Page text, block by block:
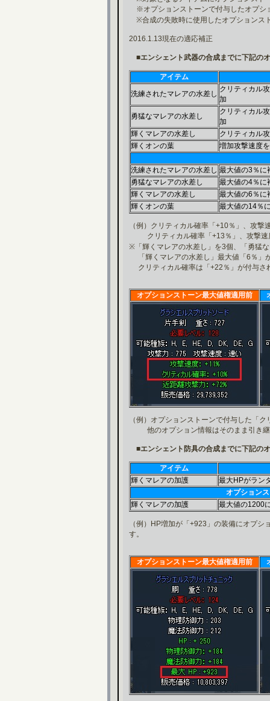
※オプションストーンで付与したオプシ
※合成の失敗時に使用したオプションス
2016.1.13現在の適応補正
■エンシェント武器の合成までに下記の
アイテム
洗練されたマレアの水差し
クリティカル
加
勇猛なマレアの水差し
クリティカル
加
輝くマレアの水差し
クリティカル
輝くオンの葉
増加攻撃速度
洗練されたマレアの水差し 最大値の3％に
勇猛なマレアの水差し
最大値の4％に
輝くマレアの水差し
最大値の6％に
輝くオンの葉
最大値の14％
（例）クリティカル確率「+10％」、攻
クリティカル確率「+13％」、攻撃速
※「輝くマレアの水差し」を3個、「勇猛
「輝くマレアの水差し」最大値「6％」
クリティカル確率は「+22％」が付与
オプションストーン最大値権適用前
（例）オプションストーンで付与した「
他のオプション情報はそのまま引き継
■エンシェント防具の合成までに下記の
アイテム
輝くマレアの加護
最大HPがラン
オプション
輝くマレアの加護
最大値の1200
（例）HP増加が「+923」の装備にオプ
す。
オプションストーン最大値権適用前